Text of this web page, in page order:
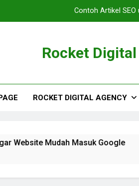
Contoh Artikel
Rocket
ROCKET DIGITAL AGENCY
Website Mudah Masuk Google